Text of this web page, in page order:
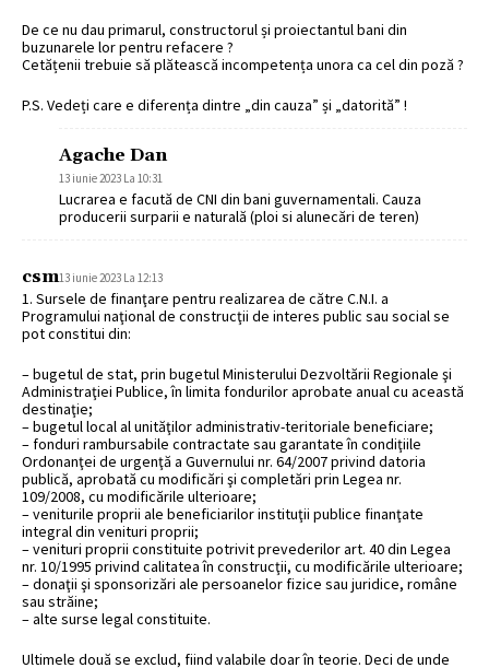
De ce nu dau primarul, constructorul și proiectantul bani din
buzunarele lor pentru refacere ?
Cetățenii trebuie să plătească incompetența unora ca cel din poză ?
P.S. Vedeți care e diferența dintre „din cauza” și „datorită” !
Agache Dan
13 iunie 2023 La 10:31
Lucrarea e facută de CNI din bani guvernamentali. Cauza
producerii surparii e naturală (ploi si alunecări de teren)
csm13 iunie 2023 La 12:13
1. Sursele de finanţare pentru realizarea de către C.N.I. a
Programului naţional de construcţii de interes public sau social se
pot constitui din:
– bugetul de stat, prin bugetul Ministerului Dezvoltării Regionale şi
Administraţiei Publice, în limita fondurilor aprobate anual cu această
destinaţie;
– bugetul local al unităţilor administrativ-teritoriale beneficiare;
– fonduri rambursabile contractate sau garantate în condiţiile
Ordonanţei de urgenţă a Guvernului nr. 64/2007 privind datoria
publică, aprobată cu modificări şi completări prin Legea nr.
109/2008, cu modificările ulterioare;
– veniturile proprii ale beneficiarilor instituţii publice finanţate
integral din venituri proprii;
– venituri proprii constituite potrivit prevederilor art. 40 din Legea
nr. 10/1995 privind calitatea în construcţii, cu modificările ulterioare;
– donaţii şi sponsorizări ale persoanelor fizice sau juridice, române
sau străine;
– alte surse legal constituite.
Ultimele două se exclud, fiind valabile doar în teorie. Deci de unde